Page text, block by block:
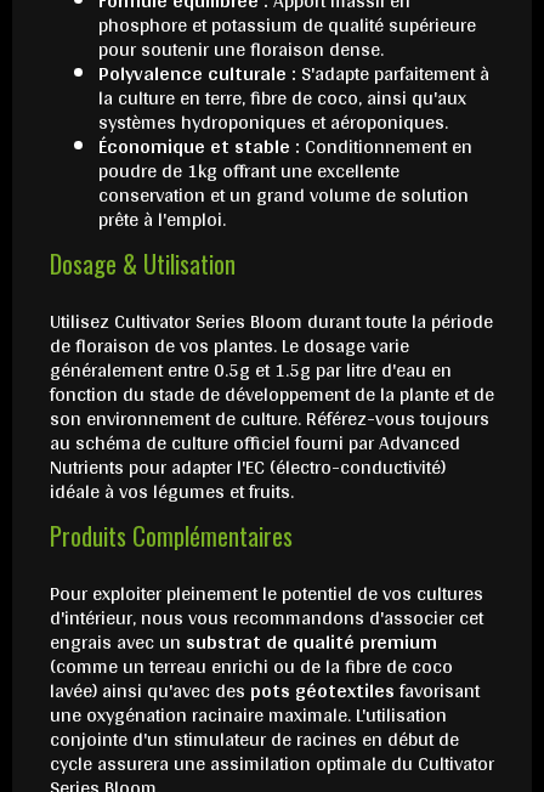
phosphore et potassium de qualité supérieure
pour soutenir une floraison dense.
Polyvalence culturale : S'adapte parfaitement à
la culture en terre, fibre de coco, ainsi qu'aux
systèmes hydroponiques et aéroponiques.
Économique et stable : Conditionnement en
poudre de 1kg offrant une excellente
conservation et un grand volume de solution
prête à l'emploi.
Dosage & Utilisation
Utilisez Cultivator Series Bloom durant toute la période
de floraison de vos plantes. Le dosage varie
généralement entre 0.5g et 1.5g par litre d'eau en
fonction du stade de développement de la plante et de
son environnement de culture. Référez-vous toujours
au schéma de culture officiel fourni par Advanced
Nutrients pour adapter l'EC (électro-conductivité)
idéale à vos légumes et fruits.
Produits Complémentaires
Pour exploiter pleinement le potentiel de vos cultures
d'intérieur, nous vous recommandons d'associer cet
engrais avec un substrat de qualité premium
(comme un terreau enrichi ou de la fibre de coco
lavée) ainsi qu'avec des pots géotextilesfavorisant
une oxygénation racinaire maximale. L'utilisation
conjointe d'un stimulateur de racines en début de
cycle assurera une assimilation optimale du Cultivator